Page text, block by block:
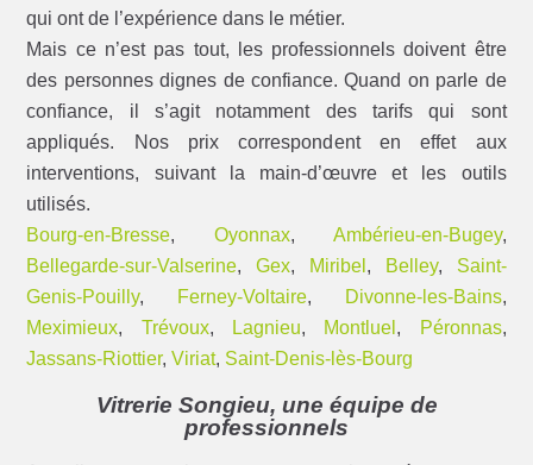
qui ont de l’expérience dans le métier.
Mais ce n’est pas tout, les professionnels doivent être
des personnes dignes de confiance. Quand on parle de
confiance, il s’agit notamment des tarifs qui sont
appliqués. Nos prix correspondent en effet aux
interventions, suivant la main-d’œuvre et les outils
utilisés.
Bourg-en-Bresse, Oyonnax, Ambérieu-en-Bugey,
Bellegarde-sur-Valserine,Gex, Miribel , Belley, Saint-
Genis-Pouilly, Ferney-Voltaire, Divonne-les-Bains,
Meximieux, Trévoux, Lagnieu, Montluel , Péronnas,
Jassans-Riottier,Viriat, Saint-Denis-lès-Bourg
Vitrerie Songieu, une équipe de
professionnels